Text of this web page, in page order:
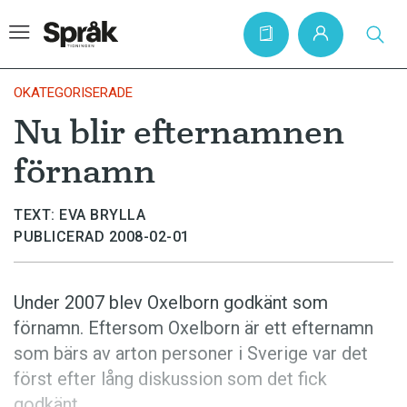
Hem
Artiklar
Krönikor
Språkfrågor
Bokrecensioner
Kviss
Podden
OKATEGORISERADE
Nu blir efternamnen
förnamn
TEXT: EVA BRYLLA
PUBLICERAD 2008-02-01
Under 2007 blev Oxelborn godkänt som
förnamn. Eftersom Oxelborn är ett efternamn
som bärs av arton personer i Sverige var det
först efter lång diskussion som det fick